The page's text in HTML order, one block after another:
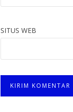
SITUS WEB